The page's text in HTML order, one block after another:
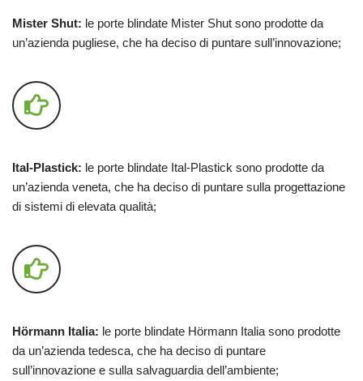
Mister Shut: le porte blindate Mister Shut sono prodotte da
un’azienda pugliese, che ha deciso di puntare sull’innovazione;
Ital-Plastick: le porte blindate Ital-Plastick sono prodotte da
un’azienda veneta, che ha deciso di puntare sulla progettazione
di sistemi di elevata qualità;
Hörmann Italia: le porte blindate Hörmann Italia sono prodotte
da un’azienda tedesca, che ha deciso di puntare
sull’innovazione e sulla salvaguardia dell’ambiente;